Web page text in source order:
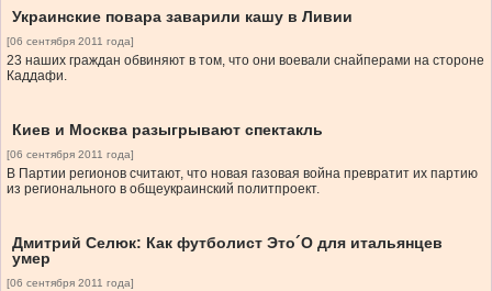
Украинские повара заварили кашу в Ливии
[06 сентября 2011 года]
23 наших граждан обвиняют в том, что они воевали снайперами на стороне
Каддафи.
Киев и Москва разыгрывают спектакль
[06 сентября 2011 года]
В Партии регионов считают, что новая газовая война превратит их партию
из регионального в общеукраинский политпроект.
Дмитрий Селюк: Как футболист Это´О для итальянцев
умер
[06 сентября 2011 года]